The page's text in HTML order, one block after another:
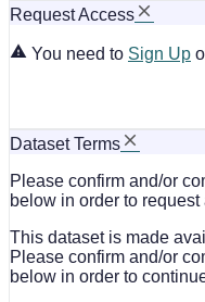
Request Access
You need to Sign Up
Dataset Terms
Please confirm and/or
below in order to
This dataset is made
Please confirm and/or
below in order to